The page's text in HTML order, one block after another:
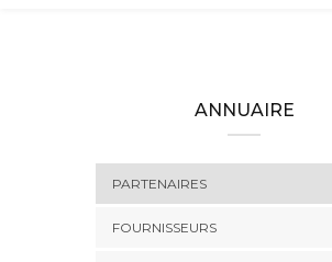
ANNUAIRE
PARTENAIRES
FOURNISSEURS